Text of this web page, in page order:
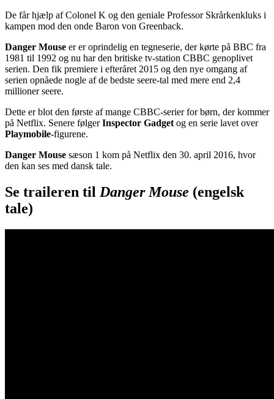
De får hjælp af Colonel K og den geniale Professor Skrårkenkluks i
kampen mod den onde Baron von Greenback.
Danger Mouse er er oprindelig en tegneserie, der kørte på BBC fra
1981 til 1992 og nu har den britiske tv-station CBBC genoplivet
serien. Den fik premiere i efteråret 2015 og den nye omgang af
serien opnåede nogle af de bedste seere-tal med mere end 2,4
millioner seere.
Dette er blot den første af mange CBBC-serier for børn, der kommer
på Netflix. Senere følgerInspector Gadget og en serie lavet over
Playmobile-figurene.
Danger Mouse sæson 1 kom på Netflix den 30. april 2016, hvor
den kan ses med dansk tale.
Se traileren til Danger Mouse (engelsk
tale)